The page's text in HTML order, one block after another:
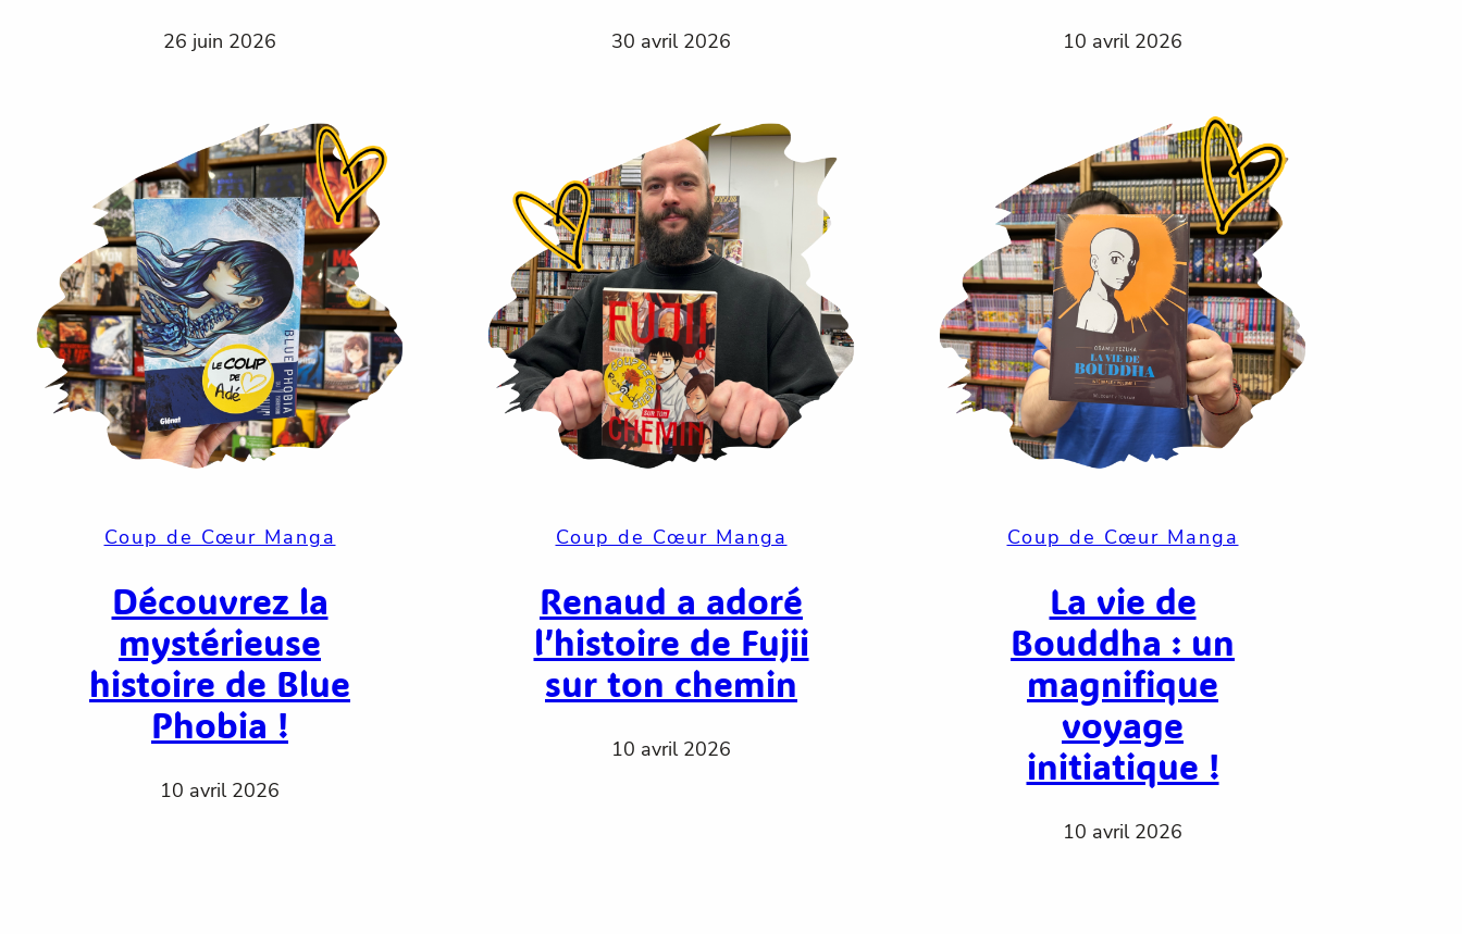
26 juin 2026 30 avril 2026 10 avril 2026
Coup de Cœur Manga
Découvrez la
mystérieuse
histoire de Blue
Phobia !
10 avril 2026
Coup de Cœur Manga
Renaud a adoré
l’histoire de Fujii
sur ton chemin
10 avril 2026
Coup de Cœur Manga
La vie de
Bouddha : un
magnifique
voyage
initiatique !
10 avril 2026